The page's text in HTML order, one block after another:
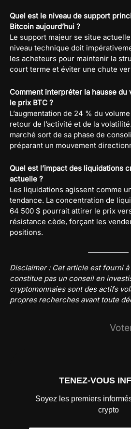
Quel est le niveau de support
Bitcoin aujourd’hui ?
Le support majeur se situe
niveau technique doit
les acheteurs pour maintenir la
court terme et éviter une chute
Comment interpréter la hausse du
le prix BTC ?
L’augmentation de 24 % du
retour de l’activité et de la
marché sort de sa phase de
préparant un mouvement
Quel est l’impact des liquidations
actuelle ?
Les liquidations agissent comme
tendance. La concentration de
64 500 $ pourrait attirer le prix
résistance cède, forçant les
positions.
Disclaimer : Cet article est fourni
constitue pas un conseil en
cryptomonnaies sont des actifs
propres recherches avant toute
TENEZ-VOUS
Soyez les premiers
crypto